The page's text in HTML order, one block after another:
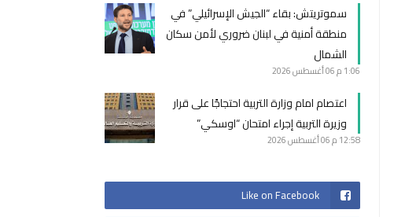
سموتريتش: بقاء “الجيش الإسرائيلي” في
منطقة أمنية في لبنان ضروري لأمن سكان
الشمال
1:06 م 06 أغسطس 2026
اعتصام امام وزارة التربية احتجاجًا على قرار
وزيرة التربية إجراء امتحان “اوسكي”
12:58 م 06 أغسطس 2026
Like on Facebook